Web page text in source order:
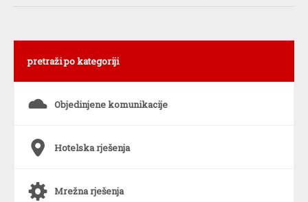
pretraži po kategoriji
s Objedinjene komunikacije
6 Hotelska rješenja
a Mrežna rješenja